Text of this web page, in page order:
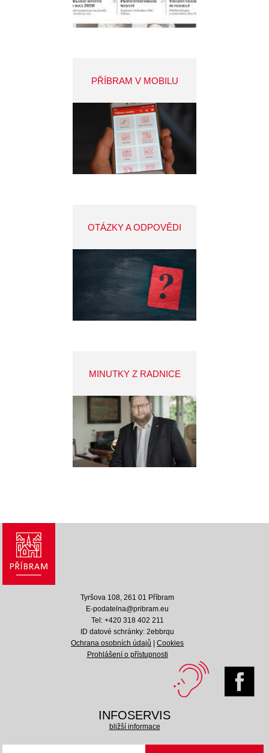
PŘÍBRAM V MOBILU
OTÁZKY A ODPOVĚDI
MINUTKY Z RADNICE
Tyršova 108, 261 01 Příbram
E-podatelna@pribram.eu
Tel: +420 318 402 211
ID datové schránky: 2ebbrqu
Ochrana osobních údajů |Cookies
Prohlášení o přístupnosti
INFOSERVIS
bližší informace